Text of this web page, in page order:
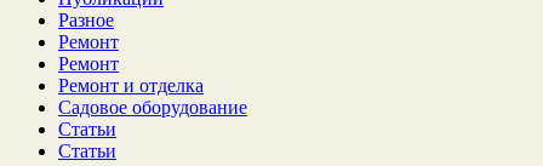
Разное
Ремонт
Ремонт
Ремонт и отделка
Садовое оборудование
Статьи
Статьи